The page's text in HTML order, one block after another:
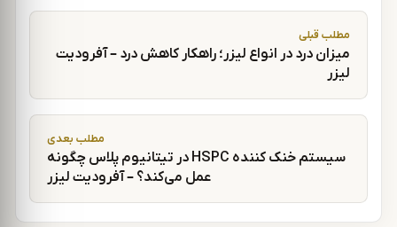
راهبری نوشته
مطلب قبلی
میزان درد در انواع لیزر؛ راهکار کاهش درد – آفرودیت
لیزر
مطلب بعدی
سیستم خنک کننده HSPC در تیتانیوم پلاس چگونه
عمل می‌کند؟ – آفرودیت لیزر